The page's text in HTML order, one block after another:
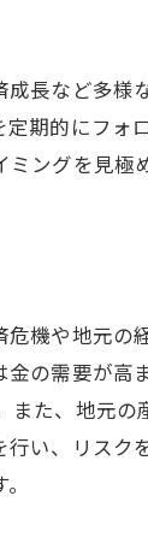
長など多様
期的にフォ
ングを見極
機や地元の
の需要が高
また、地元の
い、リスク